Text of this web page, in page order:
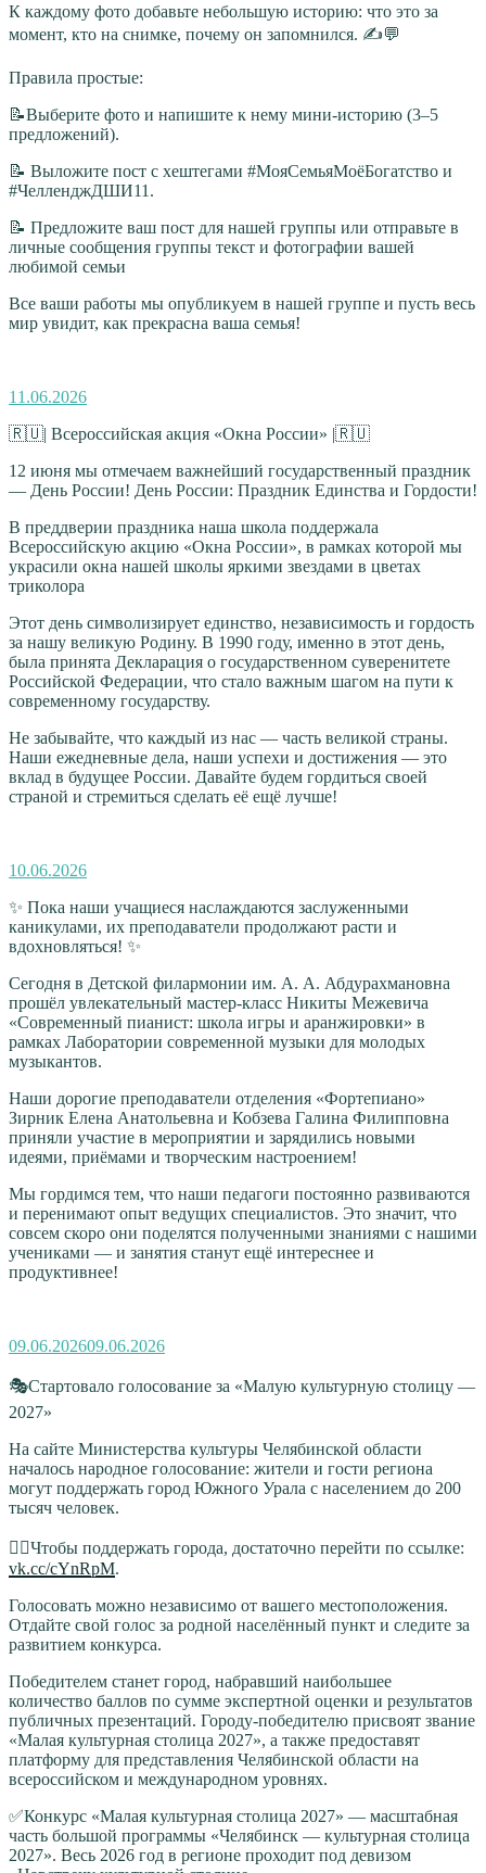
К каждому фото добавьте небольшую историю: что это за
момент, кто на снимке, почему он запомнился. ✍💬
Правила простые:
📝Выберите фото и напишите к нему мини‑историю (3–5
предложений).
📝 Выложите пост с хештегами #МояСемьяМоёБогатство и
#ЧелленджДШИ11.
📝 Предложите ваш пост для нашей группы или отправьте в
личные сообщения группы текст и фотографии вашей
любимой семьи
Все ваши работы мы опубликуем в нашей группе и пусть весь
мир увидит, как прекрасна ваша семья!
Опубликовано
11.06.2026
🇷🇺| Всероссийская акция «Окна России» |🇷🇺
12 июня мы отмечаем важнейший государственный праздник
— День России! День России: Праздник Единства и Гордости!
В преддверии праздника наша школа поддержала
Всероссийскую акцию «Окна России», в рамках которой мы
украсили окна нашей школы яркими звездами в цветах
триколора
Этот день символизирует единство, независимость и гордость
за нашу великую Родину. В 1990 году, именно в этот день,
была принята Декларация о государственном суверенитете
Российской Федерации, что стало важным шагом на пути к
современному государству.
Не забывайте, что каждый из нас — часть великой страны.
Наши ежедневные дела, наши успехи и достижения — это
вклад в будущее России. Давайте будем гордиться своей
страной и стремиться сделать её ещё лучше!
Опубликовано
10.06.2026
✨ Пока наши учащиеся наслаждаются заслуженными
каникулами, их преподаватели продолжают расти и
вдохновляться! ✨
Сегодня в Детской филармонии им. А. А. Абдурахмановна
прошёл увлекательный мастер‑класс Никиты Межевича
«Современный пианист: школа игры и аранжировки» в
рамках Лаборатории современной музыки для молодых
музыкантов.
Наши дорогие преподаватели отделения «Фортепиано»
Зирник Елена Анатольевна и Кобзева Галина Филипповна
приняли участие в мероприятии и зарядились новыми
идеями, приёмами и творческим настроением!
Мы гордимся тем, что наши педагоги постоянно развиваются
и перенимают опыт ведущих специалистов. Это значит, что
совсем скоро они поделятся полученными знаниями с нашими
учениками — и занятия станут ещё интереснее и
продуктивнее!
Опубликовано
09.06.202609.06.2026
🎭Стартовало голосование за «Малую культурную столицу —
2027»
На сайте Министерства культуры Челябинской области
началось народное голосование: жители и гости региона
могут поддержать город Южного Урала с населением до 200
тысяч человек.
👉🏻Чтобы поддержать города, достаточно перейти по ссылке:
vk.cc/cYnRpM.
Голосовать можно независимо от вашего местоположения.
Отдайте свой голос за родной населённый пункт и следите за
развитием конкурса.
Победителем станет город, набравший наибольшее
количество баллов по сумме экспертной оценки и результатов
публичных презентаций. Городу-победителю присвоят звание
«Малая культурная столица 2027», а также предоставят
платформу для представления Челябинской области на
всероссийском и международном уровнях.
✅Конкурс «Малая культурная столица 2027» — масштабная
часть большой программы «Челябинск — культурная столица
2027». Весь 2026 год в регионе проходит под девизом